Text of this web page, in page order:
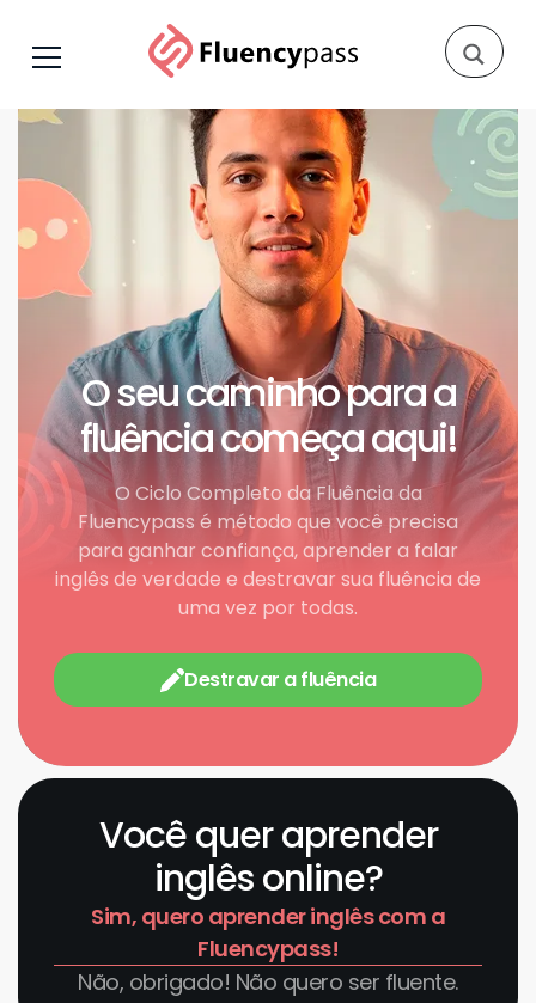
O seu caminho para a
fluência começa aqui!
O Ciclo Completo da Fluência da
Fluencypass é método que você precisa
para ganhar confiança, aprender a falar
inglês de verdade e destravar sua fluência de
uma vez por todas.
Destravar a fluência
Você quer aprender
inglês online?
Sim, quero aprender inglês com a
Fluencypass!
Não, obrigado! Não quero ser fluente.